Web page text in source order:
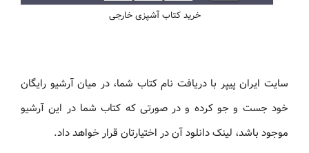
خرید کتاب آشپزی خارجی
سایت ایران پیپر با دریافت نام کتاب شما، در میان آرشیو رایگان
خود جست و جو کرده و در صورتی که کتاب شما در این آرشیو
موجود باشد، لینک دانلود آن در اختیارتان قرار خواهد داد.